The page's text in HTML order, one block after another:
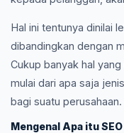
Hal ini tentunya dinilai
dibandingkan dengan
Cukup banyak hal
mulai dari apa saja
bagi suatu perusahaan.
Mengenal Apa itu